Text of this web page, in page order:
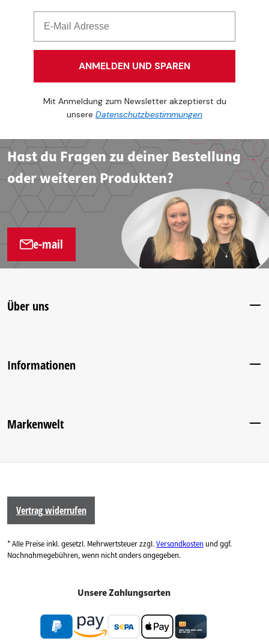
ANMELDEN UND SPAREN
Mit Anmeldung zum Newsletter akzeptierst du
unsere Datenschutzbestimmungen
Hast du Fragen zu deiner Bestellung
oder weiteren Produkten?
e-mail
Über uns
Informationen
Markenwelt
Vertrag widerrufen
* Alle Preise inkl. gesetzl. Mehrwertsteuer zzgl.Versandkosten und ggf.
Nachnahmegebühren, wenn nicht anders angegeben.
Unsere Zahlungsarten